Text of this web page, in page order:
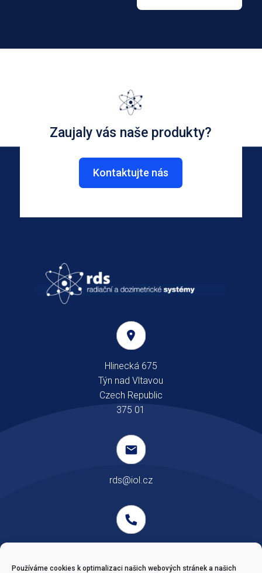
Používáme cookies k optimalizaci našich webových stránek a našich
Zaujaly vás naše produkty?
Kontaktujte nás
Hlinecká 675
Týn nad Vltavou
Czech Republic
375 01
rds@iol.cz
Fax: +420 385 732 898